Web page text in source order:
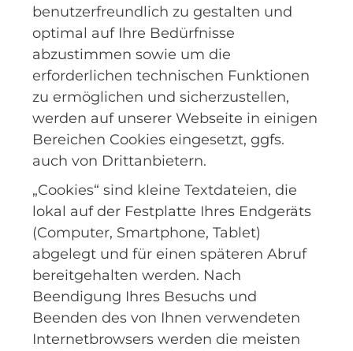
benutzerfreundlich zu gestalten und
optimal auf Ihre Bedürfnisse
abzustimmen sowie um die
erforderlichen technischen Funktionen
zu ermöglichen und sicherzustellen,
werden auf unserer Webseite in einigen
Bereichen Cookies eingesetzt, ggfs.
auch von Drittanbietern.
„Cookies“ sind kleine Textdateien, die
lokal auf der Festplatte Ihres Endgeräts
(Computer, Smartphone, Tablet)
abgelegt und für einen späteren Abruf
bereitgehalten werden. Nach
Beendigung Ihres Besuchs und
Beenden des von Ihnen verwendeten
Internetbrowsers werden die meisten